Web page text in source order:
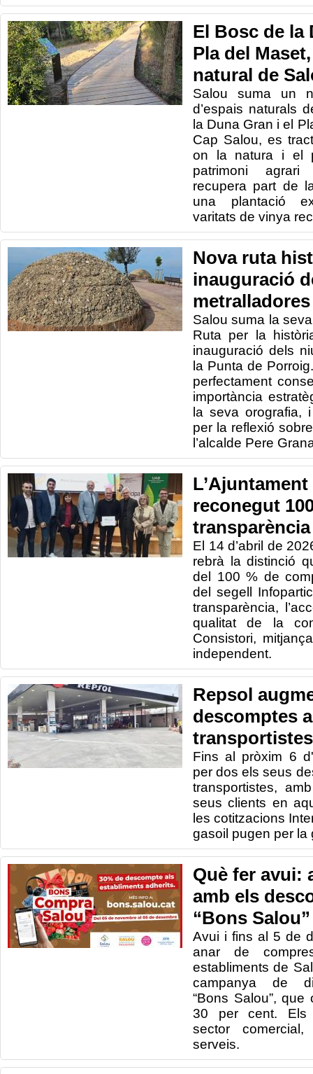
El Bosc de la
Pla del
natural de
Salou suma un
d’espais naturals
la Duna Gran i el
Cap Salou, es
on la natura i el
patrimoni
recupera part de
una plantació
varitats de vinya
Nova ruta
inauguració
Salou suma la
Ruta per la
inauguració dels
la Punta de
perfectament
importància
la seva orografia,
per la reflexió
l’alcalde Pere
reconegut
El 14 d’abril de
rebrà la distinció
del 100 % de
del segell
transparència,
qualitat de la
Consistori,
independent.
Repsol
descomptes
transportistes
Fins al pròxim 6
per dos els seus
transportistes,
seus clients en
les cotitzacions
gasoil pugen per la
Què fer avui:
amb els
“Bons Salou”
Avui i fins al 5 de
anar de
establiments de
campanya de
“Bons Salou”,
30 per cent. Els
sector
serveis.